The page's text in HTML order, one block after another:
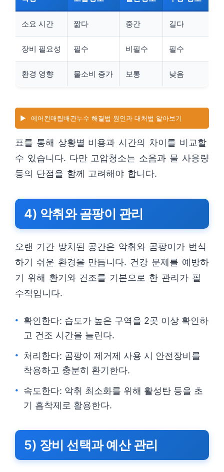
소요 시간 짧다 중간 길다
장비 필요성 필수 비필수 필수
환경 영향 물소비 증가 보통 낮음
▶️ 에어컨매립배관누수 해결법 원인과 대처법 알아보기
표를 통해 상황별 비용과 시간의 차이를 비교할
수 있습니다. 다만 고압청소는 소음과 물 사용량
등의 단점을 함께 고려해야 합니다.
4) 악취와 곰팡이 관리
오랜 기간 방치된 공간은 악취와 곰팡이가 번식
하기 쉬운 환경을 만듭니다. 건강 문제를 예방하
기 위해 환기와 건조를 기본으로 한 관리가 필
수적입니다.
확인한다: 습도가 높은 구역을 2곳 이상 확인하
고 건조 시간을 늘린다.
처리한다: 곰팡이 제거제 사용 시 안전장비를
착용하고 충분히 환기한다.
속도한다: 악취 최소화를 위해 활성탄 등을 초
기 흡착제로 활용한다.
5) 장비 선택과 예산 관리